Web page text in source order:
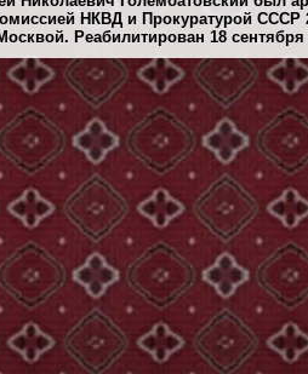
НКВД и Прокуратурой СССР
Реабилитирован 18 сентября